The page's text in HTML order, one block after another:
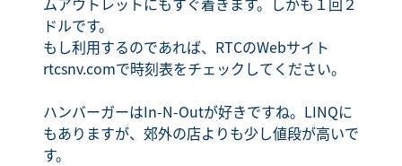
ドルです。
もし利用するのであれば、RTCのWebサイト
rtcsnv.comで時刻表をチェックしてください。
ハンバーガーはIn-N-Outが好きですね。LINQに
もありますが、郊外の店よりも少し値段が高いで
す。